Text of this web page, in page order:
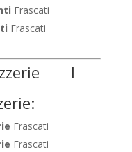
Frascati
Frascati
I
Frascati
Frascati